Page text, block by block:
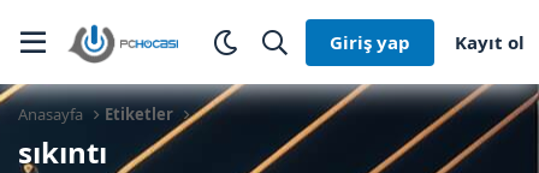
Giriş yap Kayıt ol
Anasayfa Etiketler
sıkıntı